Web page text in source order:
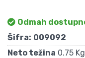
Odmah
Šifra: 009092
Neto težina 0.75 Kg